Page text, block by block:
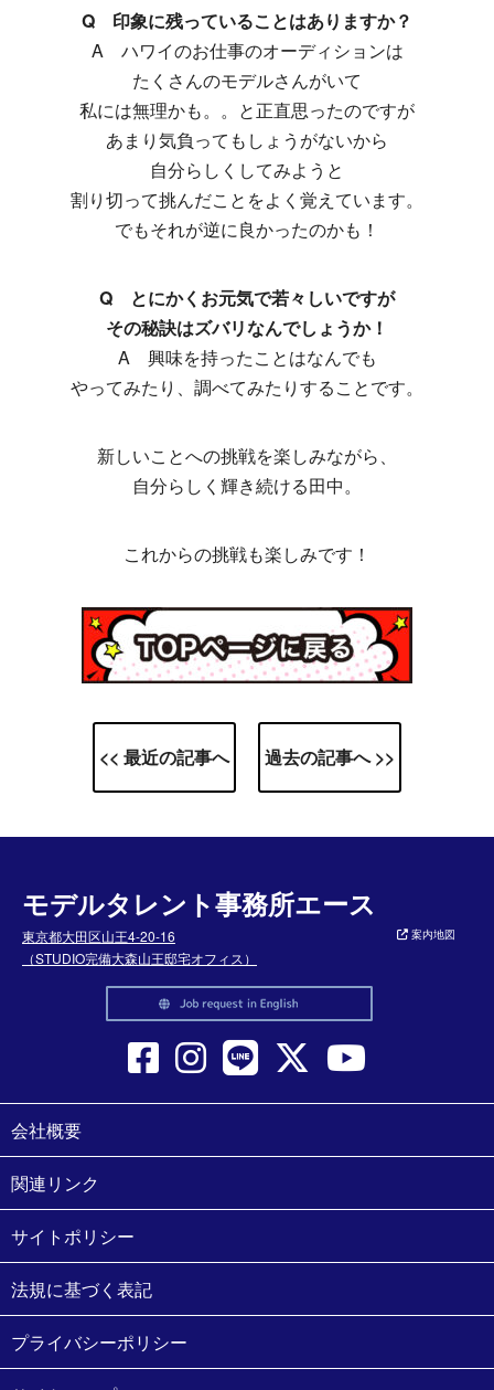
Q 印象に残っていることはありますか？
A ハワイのお仕事のオーディションは
たくさんのモデルさんがいて
私には無理かも。。と正直思ったのですが
あまり気負ってもしょうがないから
自分らしくしてみようと
割り切って挑んだことをよく覚えています。
でもそれが逆に良かったのかも！
Q とにかくお元気で若々しいですが
その秘訣はズバリなんでしょうか！
A 興味を持ったことはなんでも
やってみたり、調べてみたりすることです。
新しいことへの挑戦を楽しみながら、
自分らしく輝き続ける田中。
これからの挑戦も楽しみです！
<< 最近の記事へ 過去の記事へ >>
モデルタレント事務所エース
東京都大田区山王4-20-16
（STUDIO完備大森山王邸宅オフィス）
案内地図
会社概要
関連リンク
サイトポリシー
法規に基づく表記
プライバシーポリシー